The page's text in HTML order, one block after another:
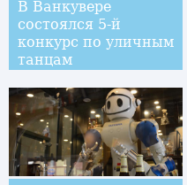
В Ванкувере
состоялся 5-й
конкурс по уличным
танцам